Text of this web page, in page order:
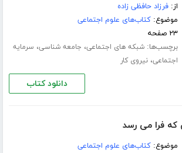
از:فرزاد حافظی زاده
موضوع:کتاب‌های علوم اجتماعی
۲۳ صفحه
برچسب‌ها:شبکه های اجتماعی، جامعه شناسی، سرمایه
اجتماعی،نیروی کار
دانلود کتاب
که فرا می رسد
موضوع:کتاب‌های علوم اجتماعی